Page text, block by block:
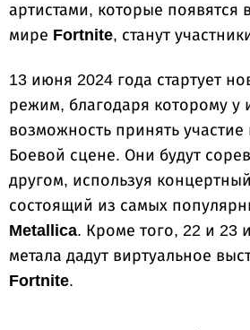
артистами, которые появятся
мире Fortnite, станут
13 июня 2024 года стартует
режим, благодаря которому у
возможность принять участие
Боевой сцене. Они будут
другом, используя
состоящий из самых
Metallica. Кроме того, 22 и 23
метала дадут виртуальное
Fortnite.